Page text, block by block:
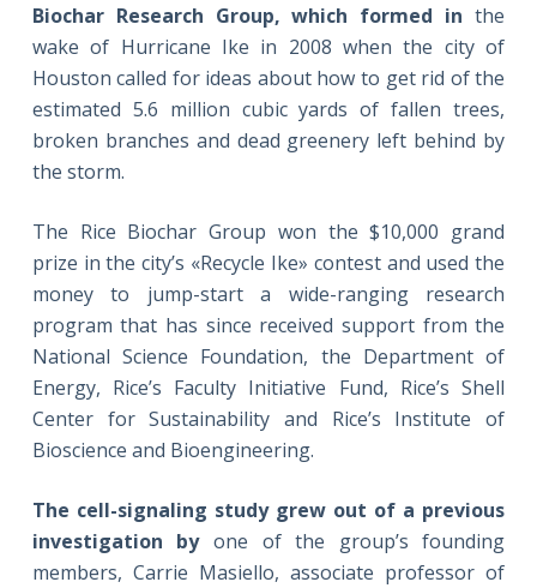
Biochar Research Group, which formed in the
wake of Hurricane Ike in 2008 when the city of
Houston called for ideas about how to get rid of the
estimated 5.6 million cubic yards of fallen trees,
broken branches and dead greenery left behind by
the storm.
The Rice Biochar Group won the $10,000 grand
prize in the city’s «Recycle Ike» contest and used the
money to jump-start a wide-ranging research
program that has since received support from the
National Science Foundation, the Department of
Energy, Rice’s Faculty Initiative Fund, Rice’s Shell
Center for Sustainability and Rice’s Institute of
Bioscience and Bioengineering.
The cell-signaling study grew out of a previous
investigation byone of the group’s founding
members, Carrie Masiello, associate professor of